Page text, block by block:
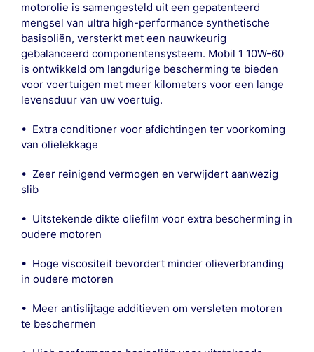
motorolie is samengesteld uit een gepatenteerd
mengsel van ultra high-performance synthetische
basisoliën, versterkt met een nauwkeurig
gebalanceerd componentensysteem. Mobil 1 10W-60
is ontwikkeld om langdurige bescherming te bieden
voor voertuigen met meer kilometers voor een lange
levensduur van uw voertuig.
• Extra conditioner voor afdichtingen ter voorkoming
van olielekkage
• Zeer reinigend vermogen en verwijdert aanwezig
slib
• Uitstekende dikte oliefilm voor extra bescherming in
oudere motoren
• Hoge viscositeit bevordert minder olieverbranding
in oudere motoren
• Meer antislijtage additieven om versleten motoren
te beschermen